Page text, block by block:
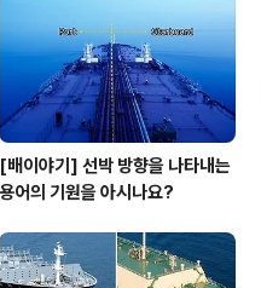
선소 곳곳
요. 조선소
[배이야기] 선박 방향을 나타내는
용어의 기원을 아시나요?